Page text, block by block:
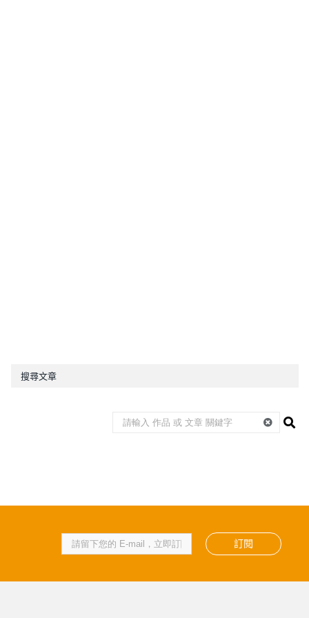
搜尋文章
訂閱